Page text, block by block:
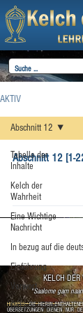
AKTIV
Tabelle der
Inhalte
Kelch der
Wahrheit
Eine Wichtige
Nachricht
In bezug auf die
Einführung
Vorwort
Gut oder Böse
Abschnitt 12
Abschnitt 12 [1-
KELCH DER
"Saalome gam
HINWEIS: DIE HIERIN
ÜBERSETZUNGEN DIENEN NUR